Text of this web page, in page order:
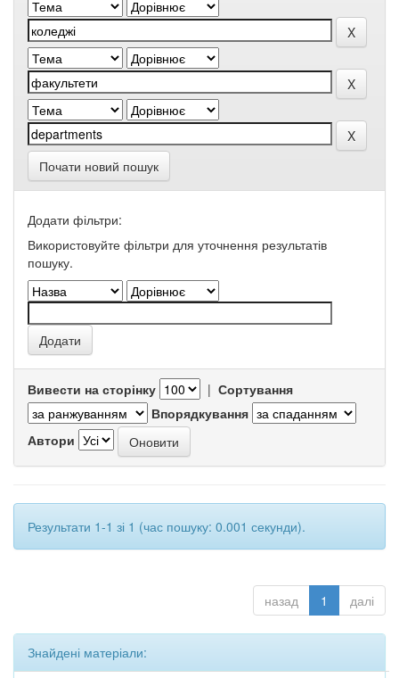
Почати новий пошук
Додати фільтри:
Використовуйте фільтри для уточнення результатів
пошуку.
Вивести на сторінку | Сортування
Впорядкування
Автори
Результати 1-1 зі 1 (час пошуку: 0.001 секунди).
назад 1 далі
Знайдені матеріали: